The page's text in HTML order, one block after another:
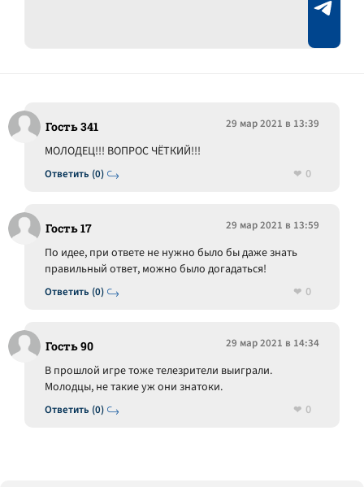
Гость 341 29 мар 2021 в 13:39
Ответить (0)
МОЛОДЕЦ!!! ВОПРОС ЧЁТКИЙ!!!
0
Гость 17 29 мар 2021 в 13:59
Ответить (0)
По идее, при ответе не нужно было бы даже знать
правильный ответ, можно было догадаться!
0
Гость 90 29 мар 2021 в 14:34
Ответить (0)
В прошлой игре тоже телезрители выиграли.
Молодцы, не такие уж они знатоки.
0